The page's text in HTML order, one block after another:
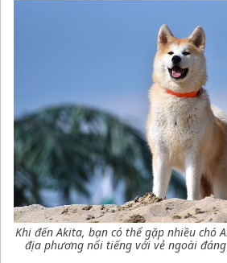
Khi đến Akita, bạn có thể gặp nhiều chó
địa phương nổi tiếng với vẻ ngoài